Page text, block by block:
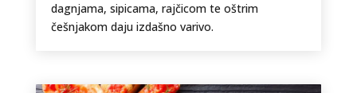
dagnjama, sipicama, rajčicom te oštrim
češnjakom daju izdašno varivo.